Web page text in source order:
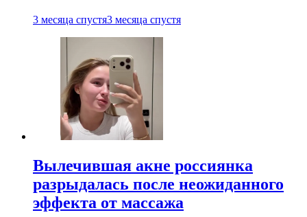
3 месяца спустя3 месяца спустя
Вылечившая акне россиянка
разрыдалась после неожиданного
эффекта от массажа